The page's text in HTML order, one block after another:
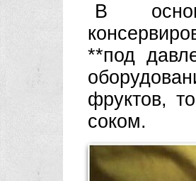
В
**под
фруктов,
соком.